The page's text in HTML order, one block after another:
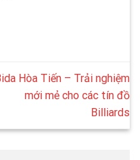
Hòa Tiến – Trải nghiệm
mới mẻ cho các tín đồ
Billiards